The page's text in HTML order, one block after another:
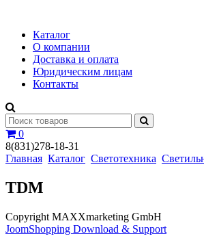
Каталог
О компании
Доставка и оплата
Юридическим лицам
Контакты
0
8(831)278-18-31
Главная Каталог Светотехника
TDM
Copyright MAXXmarketing GmbH
JoomShopping Download & Support